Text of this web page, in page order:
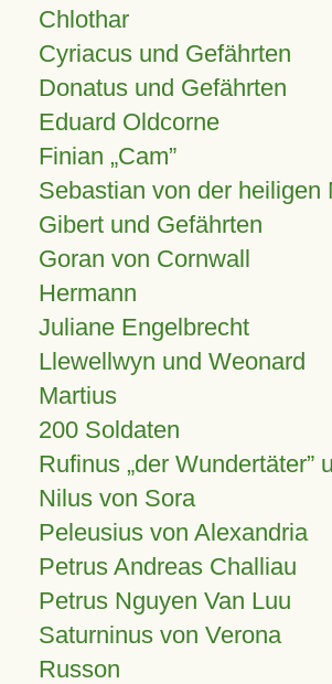
Chlothar
Cyriacus und Gefährten
Donatus und Gefährten
Eduard Oldcorne
Finian Cam
Sebastian von der heiligen
Gibert und Gefährten
Goran von Cornwall
Hermann
Juliane Engelbrecht
Llewellwyn und Weonard
Martius
200 Soldaten
Rufinus „der Wundertäter”
Nilus von Sora
Peleusius von Alexandria
Petrus Andreas Challiau
Petrus Nguyen Van Luu
Saturninus von Verona
Russon